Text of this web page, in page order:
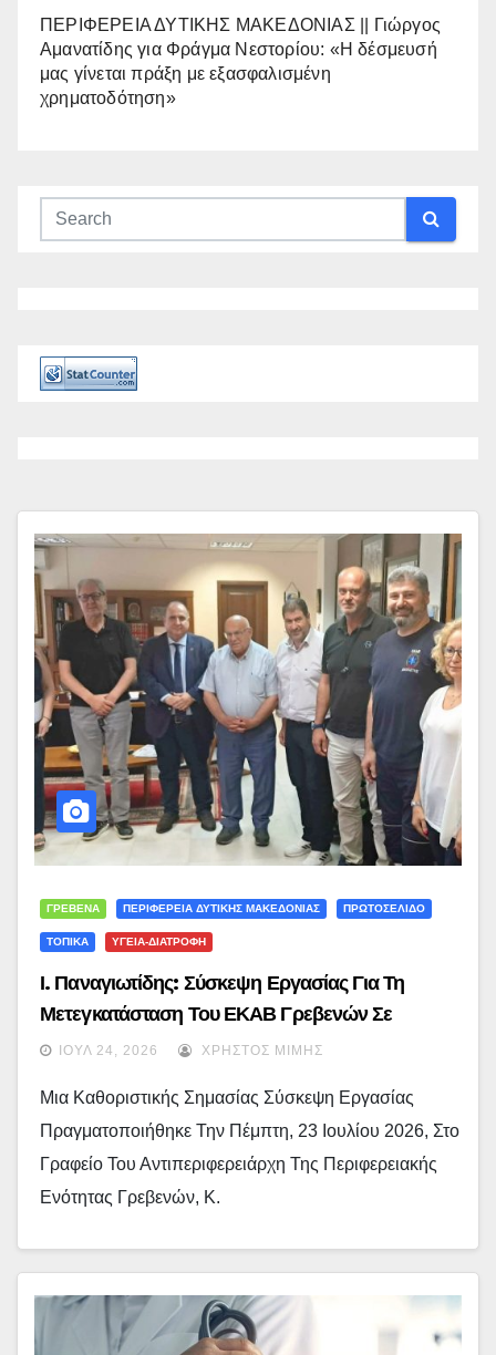
ΠΕΡΙΦΕΡΕΙΑ ΔΥΤΙΚΗΣ ΜΑΚΕΔΟΝΙΑΣ || Γιώργος
Αμανατίδης για Φράγμα Νεστορίου: «Η δέσμευσή
μας γίνεται πράξη με εξασφαλισμένη
χρηματοδότηση»
ΓΡΕΒΕΝΑ ΠΕΡΙΦΕΡΕΙΑ ΔΥΤΙΚΗΣ ΜΑΚΕΔΟΝΙΑΣ ΠΡΩΤΟΣΕΛΙΔΟ
ΤΟΠΙΚΑ ΥΓΕΙΑ-ΔΙΑΤΡΟΦΗ
Ι. Παναγιωτίδης: Σύσκεψη Εργασίας Για Τη
Μετεγκατάσταση Του ΕΚΑΒ Γρεβενών Σε
Έκταση Του ΕΛΓΟ-ΔΗΜΗΤΡΑ
ΙΟΎΛ 24, 2026 ΧΡΉΣΤΟΣ ΜΊΜΗΣ
Μια Καθοριστικής Σημασίας Σύσκεψη Εργασίας
Πραγματοποιήθηκε Την Πέμπτη, 23 Ιουλίου 2026, Στο
Γραφείο Του Αντιπεριφερειάρχη Της Περιφερειακής
Ενότητας Γρεβενών, Κ.